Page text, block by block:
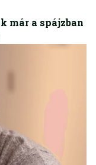
már a spájzban